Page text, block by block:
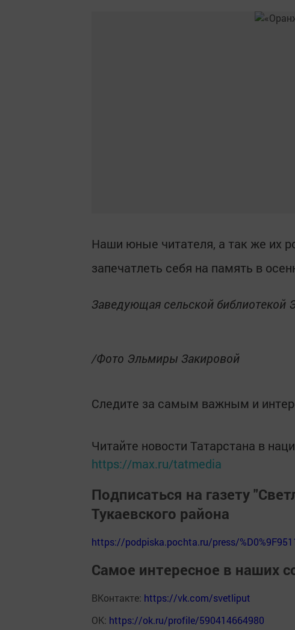
Наши юные читателя, а так же их
запечатлеть себя на память в
Заведующая сельской библиотекой
/Фото Эльмиры Закировой
Следите за самым важным и
Читайте новости Татарстана в
https://max.ru/tatmedia
Подписаться на газету
Тукаевского района
https://podpiska.pochta.ru/press/
Самое интересное в наших
ВКонтакте: https://vk.com/svetliput
ОК: https://ok.ru/profile/590414664980